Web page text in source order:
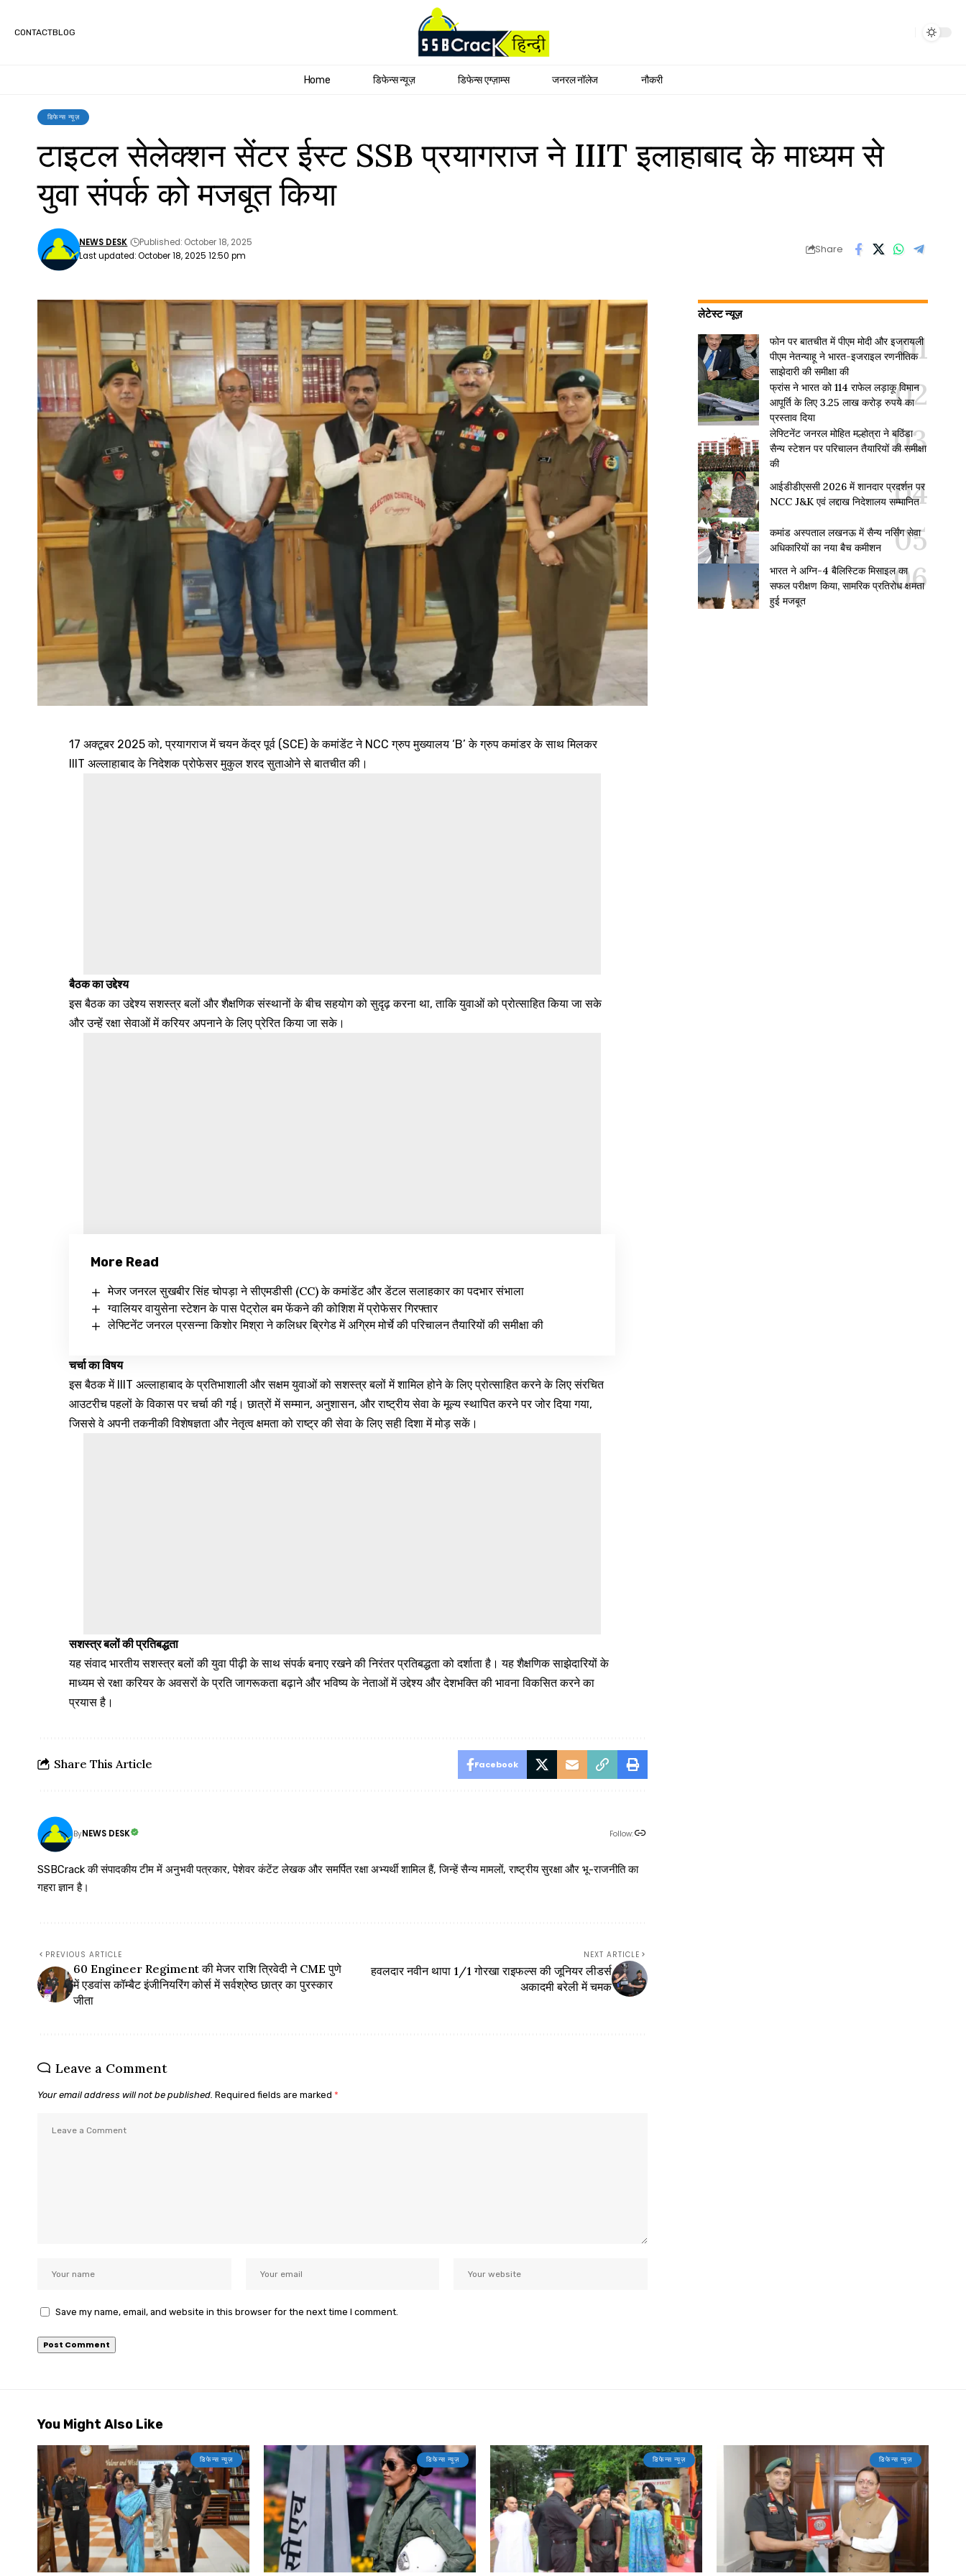
CONTACTBLOG
Home डिफेन्स न्यूज़ डिफेन्स एग्ज़ाम्स जनरल नॉलेज नौकरी
डिफेन्स न्यूज़
टाइटल सेलेक्शन सेंटर ईस्ट SSB प्रयागराज ने IIIT इलाहाबाद के माध्यम से
युवा संपर्क को मजबूत किया
Last updated: October 18, 2025 12:50 pm
NEWS DESK Published: October 18, 2025
Share
17 अक्टूबर 2025 को, प्रयागराज में चयन केंद्र पूर्व (SCE) के कमांडेंट ने NCC ग्रुप मुख्यालय ‘B’ के ग्रुप कमांडर के साथ मिलकर
IIIT अल्लाहाबाद के निदेशक प्रोफेसर मुकुल शरद सुताओने से बातचीत की।
बैठक का उद्देश्य
इस बैठक का उद्देश्य सशस्त्र बलों और शैक्षणिक संस्थानों के बीच सहयोग को सुदृढ़ करना था, ताकि युवाओं को प्रोत्साहित किया जा सके
और उन्हें रक्षा सेवाओं में करियर अपनाने के लिए प्रेरित किया जा सके।
More Read
मेजर जनरल सुखबीर सिंह चोपड़ा ने सीएमडीसी (CC) के कमांडेंट और डेंटल सलाहकार का पदभार संभाला
ग्वालियर वायुसेना स्टेशन के पास पेट्रोल बम फेंकने की कोशिश में प्रोफेसर गिरफ्तार
लेफ्टिनेंट जनरल प्रसन्ना किशोर मिश्रा ने कलिधर ब्रिगेड में अग्रिम मोर्चे की परिचालन तैयारियों की समीक्षा की
चर्चा का विषय
इस बैठक में IIIT अल्लाहाबाद के प्रतिभाशाली और सक्षम युवाओं को सशस्त्र बलों में शामिल होने के लिए प्रोत्साहित करने के लिए संरचित
आउटरीच पहलों के विकास पर चर्चा की गई। छात्रों में सम्मान, अनुशासन, और राष्ट्रीय सेवा के मूल्य स्थापित करने पर जोर दिया गया,
जिससे वे अपनी तकनीकी विशेषज्ञता और नेतृत्व क्षमता को राष्ट्र की सेवा के लिए सही दिशा में मोड़ सकें।
सशस्त्र बलों की प्रतिबद्धता
यह संवाद भारतीय सशस्त्र बलों की युवा पीढ़ी के साथ संपर्क बनाए रखने की निरंतर प्रतिबद्धता को दर्शाता है। यह शैक्षणिक साझेदारियों के
माध्यम से रक्षा करियर के अवसरों के प्रति जागरूकता बढ़ाने और भविष्य के नेताओं में उद्देश्य और देशभक्ति की भावना विकसित करने का
प्रयास है।
Share This Article Facebook
ByNEWS DESK Follow:
SSBCrack की संपादकीय टीम में अनुभवी पत्रकार, पेशेवर कंटेंट लेखक और समर्पित रक्षा अभ्यर्थी शामिल हैं, जिन्हें सैन्य मामलों, राष्ट्रीय सुरक्षा और भू-राजनीति का
गहरा ज्ञान है।
PREVIOUS ARTICLE
60 Engineer Regiment की मेजर राशि त्रिवेदी ने CME पुणे
में एडवांस कॉम्बैट इंजीनियरिंग कोर्स में सर्वश्रेष्ठ छात्र का पुरस्कार
जीता
NEXT ARTICLE
हवलदार नवीन थापा 1/1 गोरखा राइफल्स की जूनियर लीडर्स
अकादमी बरेली में चमक
Leave a Comment
Your email address will not be published. Required fields are marked *
Save my name, email, and website in this browser for the next time I comment.
लेटेस्ट न्यूज़
फोन पर बातचीत में पीएम मोदी और इजरायली
पीएम नेतन्याहू ने भारत-इजराइल रणनीतिक
साझेदारी की समीक्षा की
फ्रांस ने भारत को 114 राफेल लड़ाकू विमान
आपूर्ति के लिए 3.25 लाख करोड़ रुपये का
प्रस्ताव दिया
लेफ्टिनेंट जनरल मोहित मल्होत्रा ने बठिंडा
सैन्य स्टेशन पर परिचालन तैयारियों की समीक्षा
की
आईडीडीएससी 2026 में शानदार प्रदर्शन पर
NCC J&K एवं लद्दाख निदेशालय सम्मानित
कमांड अस्पताल लखनऊ में सैन्य नर्सिंग सेवा
अधिकारियों का नया बैच कमीशन
भारत ने अग्नि-4 बैलिस्टिक मिसाइल का
सफल परीक्षण किया, सामरिक प्रतिरोध क्षमता
हुई मजबूत
You Might Also Like
डिफेन्स न्यूज़ डिफेन्स न्यूज़ डिफेन्स न्यूज़ डिफेन्स न्यूज़